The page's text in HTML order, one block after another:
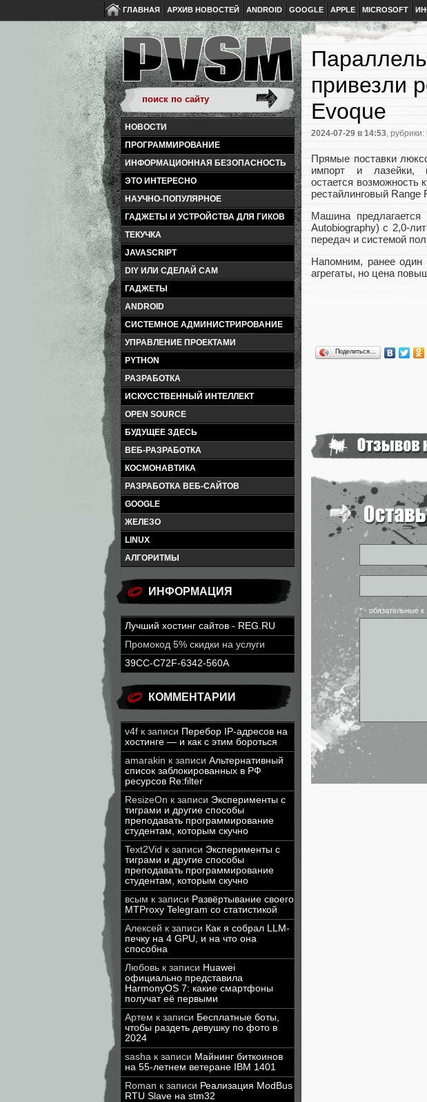
ГЛАВНАЯ АРХИВ НОВОСТЕЙ ANDROID GOOGLE APPLE MICROSOFT
НОВОСТИ
ПРОГРАММИРОВАНИЕ
ИНФОРМАЦИОННАЯ БЕЗОПАСНОСТЬ
ЭТО ИНТЕРЕСНО
НАУЧНО-ПОПУЛЯРНОЕ
ГАДЖЕТЫ И УСТРОЙСТВА ДЛЯ ГИКОВ
ТЕКУЧКА
JAVASCRIPT
DIY ИЛИ СДЕЛАЙ САМ
ГАДЖЕТЫ
ANDROID
СИСТЕМНОЕ АДМИНИСТРИРОВАНИЕ
УПРАВЛЕНИЕ ПРОЕКТАМИ
PYTHON
РАЗРАБОТКА
ИСКУССТВЕННЫЙ ИНТЕЛЛЕКТ
OPEN SOURCE
БУДУЩЕЕ ЗДЕСЬ
ВЕБ-РАЗРАБОТКА
КОСМОНАВТИКА
РАЗРАБОТКА ВЕБ-САЙТОВ
GOOGLE
ЖЕЛЕЗО
LINUX
АЛГОРИТМЫ
ИНФОРМАЦИЯ
Лучший хостинг сайтов - REG.RU
Промокод 5% скидки на услуги
39CC-C72F-6342-560A
КОММЕНТАРИИ
v4f к записи Перебор IP-адресов на
хостинге — и как с этим бороться
amarakin к записи Альтернативный
список заблокированных в РФ
ресурсов Re:filter
ResizeOn к записи Эксперименты с
тиграми и другие способы
преподавать программирование
студентам, которым скучно
Text2Vid к записи Эксперименты с
тиграми и другие способы
преподавать программирование
студентам, которым скучно
всым к записи Развёртывание своего
MTProxy Telegram со статистикой
Алексей к записи Как я собрал LLM-
печку на 4 GPU, и на что она
способна
Любовь к записи Huawei
официально представила
HarmonyOS 7: какие смартфоны
получат её первыми
Артем к записи Бесплатные боты,
чтобы раздеть девушку по фото в
2024
sasha к записи Майнинг биткоинов
на 55-летнем ветеране IBM 1401
Roman к записи Реализация ModBus
RTU Slave на stm32
привезли
Evoque
2024-07-29 в 14:53, рубрики:
Прямые поставки
импорт и лазейки,
остается
рестайлинговый
Машина
Autobiography) с 2,0-
передач и системой
Напомним, ранее один
агрегаты, но цена
Поделиться…
* - обязательные